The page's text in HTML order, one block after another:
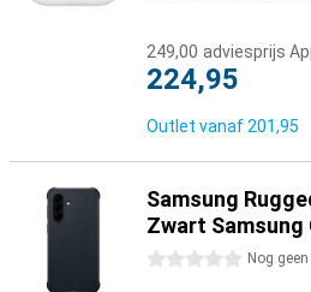
249,00 adviesprijs
224,95
Outlet vanaf 201,95
Samsung
Zwart Samsung
0 sterren Nog